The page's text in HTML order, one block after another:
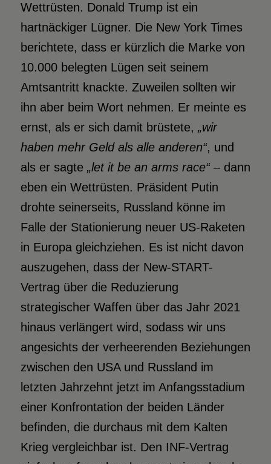
Wettrüsten. Donald Trump ist ein
hartnäckiger Lügner. Die New York Times
berichtete, dass er kürzlich die Marke von
10.000 belegten Lügen seit seinem
Amtsantritt knackte. Zuweilen sollten wir
ihn aber beim Wort nehmen. Er meinte es
ernst, als er sich damit brüstete, „wir
haben mehr Geld als alle anderen“, und
als er sagte „let it be an arms race“– dann
eben ein Wettrüsten. Präsident Putin
drohte seinerseits, Russland könne im
Falle der Stationierung neuer US-Raketen
in Europa gleichziehen. Es ist nicht davon
auszugehen, dass der New-START-
Vertrag über die Reduzierung
strategischer Waffen über das Jahr 2021
hinaus verlängert wird, sodass wir uns
angesichts der verheerenden Beziehungen
zwischen den USA und Russland im
letzten Jahrzehnt jetzt im Anfangsstadium
einer Konfrontation der beiden Länder
befinden, die durchaus mit dem Kalten
Krieg vergleichbar ist. Den INF-Vertrag